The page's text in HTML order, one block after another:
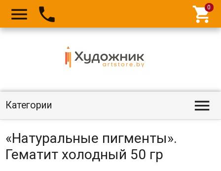
  
Категории 
«Натуральные пигменты».
Гематит холодный 50 гр